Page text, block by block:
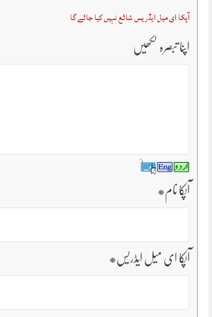
آپکا ای میل ایڈریس شائع نہیں کیا جائے گا
اپنا تبصرہ لکھیں
آپکا نام*
آپکا ای میل ایڈریس*